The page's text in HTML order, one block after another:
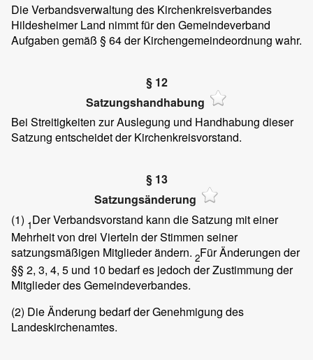
Die Verbandsverwaltung des Kirchenkreisverbandes
Hildesheimer Land nimmt für den Gemeindeverband
Aufgaben gemäß § 64 der Kirchengemeindeordnung wahr.
§ 12
Satzungshandhabung
Bei Streitigkeiten zur Auslegung und Handhabung dieser
Satzung entscheidet der Kirchenkreisvorstand.
§ 13
Satzungsänderung
(1) 1Der Verbandsvorstand kann die Satzung mit einer
Mehrheit von drei Vierteln der Stimmen seiner
satzungsmäßigen Mitglieder ändern. 2Für Änderungen der
§§ 2, 3, 4, 5 und 10 bedarf es jedoch der Zustimmung der
Mitglieder des Gemeindeverbandes.
(2) Die Änderung bedarf der Genehmigung des
Landeskirchenamtes.